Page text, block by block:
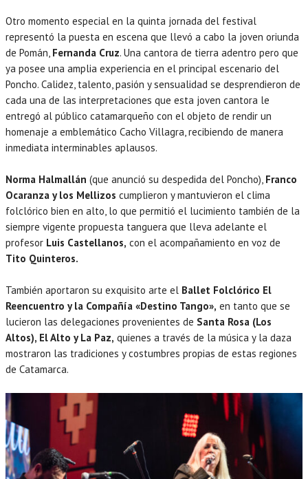
Otro momento especial en la quinta jornada del festival
representó la puesta en escena que llevó a cabo la joven oriunda
de Pomán, Fernanda Cruz. Una cantora de tierra adentro pero que
ya posee una amplia experiencia en el principal escenario del
Poncho. Calidez, talento, pasión y sensualidad se desprendieron de
cada una de las interpretaciones que esta joven cantora le
entregó al público catamarqueño con el objeto de rendir un
homenaje a emblemático Cacho Villagra, recibiendo de manera
inmediata interminables aplausos.
Norma Halmallán (que anunció su despedida del Poncho), Franco
Ocaranza y los Mellizos cumplieron y mantuvieron el clima
folclórico bien en alto, lo que permitió el lucimiento también de la
siempre vigente propuesta tanguera que lleva adelante el
profesor Luis Castellanos, con el acompañamiento en voz de
Tito Quinteros.
También aportaron su exquisito arte el Ballet Folclórico El
Reencuentro y la Compañía «Destino Tango», en tanto que se
lucieron las delegaciones provenientes de Santa Rosa (Los
Altos), El Alto y La Paz, quienes a través de la música y la daza
mostraron las tradiciones y costumbres propias de estas regiones
de Catamarca.